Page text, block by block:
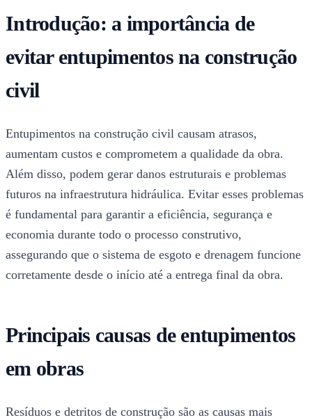
Introdução: a importância de
evitar entupimentos na construção
civil
Entupimentos na construção civil causam atrasos,
aumentam custos e comprometem a qualidade da obra.
Além disso, podem gerar danos estruturais e problemas
futuros na infraestrutura hidráulica. Evitar esses problemas
é fundamental para garantir a eficiência, segurança e
economia durante todo o processo construtivo,
assegurando que o sistema de esgoto e drenagem funcione
corretamente desde o início até a entrega final da obra.
Principais causas de entupimentos
em obras
Resíduos e detritos de construção são as causas mais